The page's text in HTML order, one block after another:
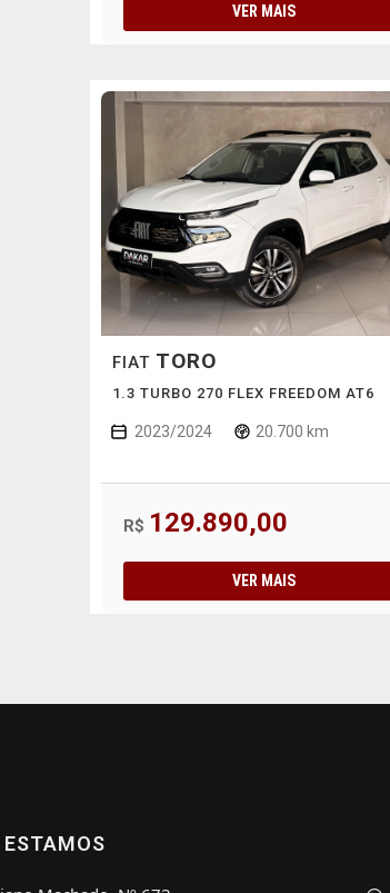
VER MAIS
FIAT TORO
1.3 TURBO 270 FLEX FREEDOM AT6
2023/2024 20.700 km
R$ 129.890,00
VER MAIS
ESTAMOS